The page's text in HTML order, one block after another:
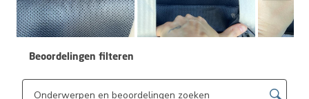
Beoordelingen filteren
Onderwerpen en beoordelingen zoeken per regio